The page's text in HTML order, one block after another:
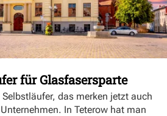
für Glasfasersparte
das merken jetzt auch
In Teterow hat man